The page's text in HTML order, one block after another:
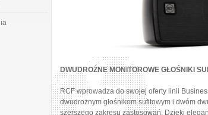
DWUDROŻNE MONITOROWE GŁOŚNIKI
RCF wprowadza do swojej oferty linii
dwudrożnym głośnikom sufitowym i dwóm
szerszego zakresu zastosowań. Dzięki